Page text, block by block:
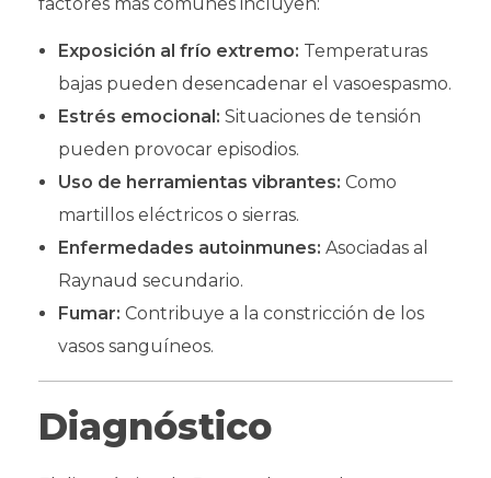
Exposición al frío extremo: Temperaturas
bajas pueden desencadenar el vasoespasmo.
Estrés emocional: Situaciones de tensión
pueden provocar episodios.
Uso de herramientas vibrantes: Como
martillos eléctricos o sierras.
Enfermedades autoinmunes: Asociadas al
Raynaud secundario.
Fumar: Contribuye a la constricción de los
vasos sanguíneos.
Diagnóstico